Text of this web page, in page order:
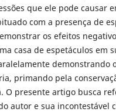
que ele pode causar
com a presença de
os efeitos
casa de espetáculos em
demonstrando
primando pela
O presente artigo busca
autor e sua incontestável